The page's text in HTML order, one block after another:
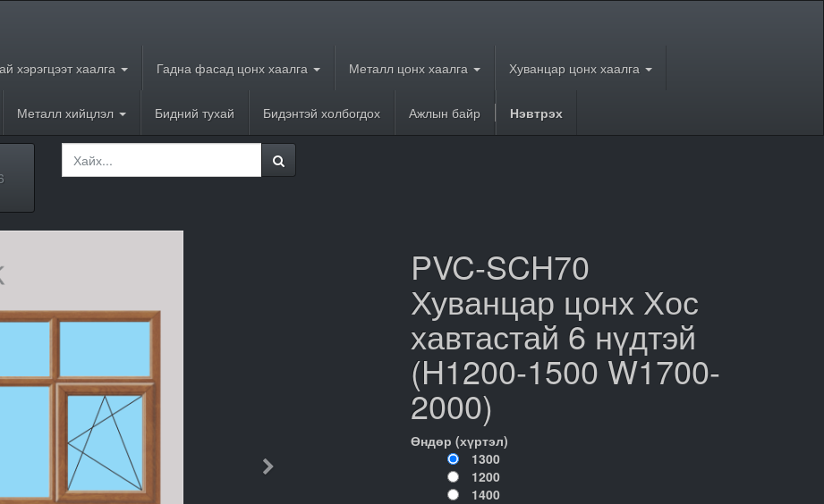
хэрэгцээт хаалга Гадна фасад цонх хаалга Металл цонх хаалга Хуванцар цонх хаалга
Металл хийцлэл Бидний тухай Бидэнтэй холбогдох Ажлын байр Нэвтрэх
Дараачийн
PVC-SCH70
Хуванцар цонх Хос
хавтастай 6 нүдтэй
(H1200-1500 W1700-
2000)
Өндөр (хүртэл)
1300
1200
1400